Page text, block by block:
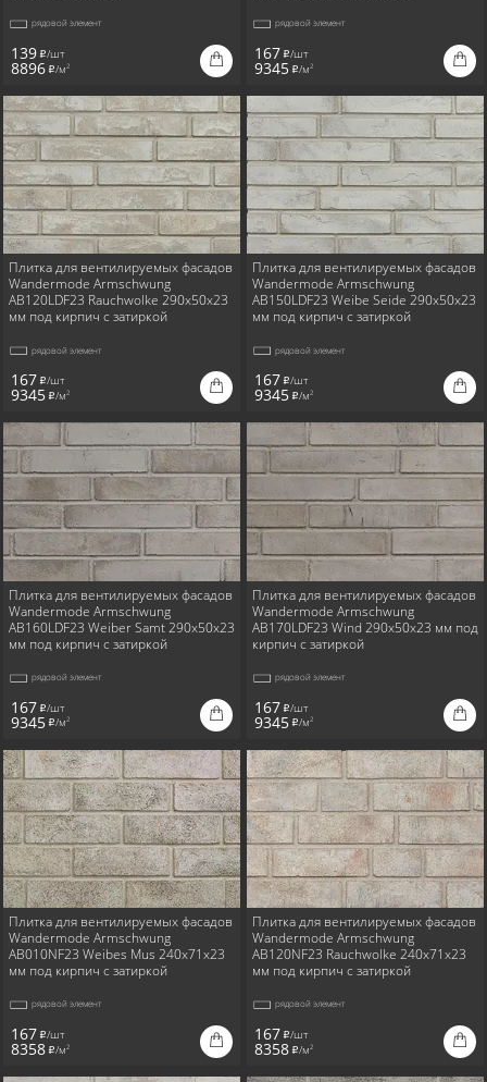
рядовой элемент
139 i/шт
8896 i/м2
рядовой элемент
167 i/шт
9345 i/м2
Плитка для вентилируемых фасадов
Wandermode Armschwung
AB120LDF23 Rauchwolke 290x50x23
мм под кирпич с затиркой
рядовой элемент
167 i/шт
9345 i/м2
Плитка для вентилируемых фасадов
Wandermode Armschwung
AB150LDF23 Weibe Seide 290x50x23
мм под кирпич с затиркой
рядовой элемент
167 i/шт
9345 i/м2
Плитка для вентилируемых фасадов
Wandermode Armschwung
AB160LDF23 Weiber Samt 290x50x23
мм под кирпич с затиркой
рядовой элемент
167 i/шт
9345 i/м2
Плитка для вентилируемых фасадов
Wandermode Armschwung
AB170LDF23 Wind 290x50x23 мм под
кирпич с затиркой
рядовой элемент
167 i/шт
9345 i/м2
Плитка для вентилируемых фасадов
Wandermode Armschwung
AB010NF23 Weibes Mus 240x71x23
мм под кирпич с затиркой
рядовой элемент
167 i/шт
8358 i/м2
Плитка для вентилируемых фасадов
Wandermode Armschwung
AB120NF23 Rauchwolke 240x71x23
мм под кирпич с затиркой
рядовой элемент
167 i/шт
8358 i/м2